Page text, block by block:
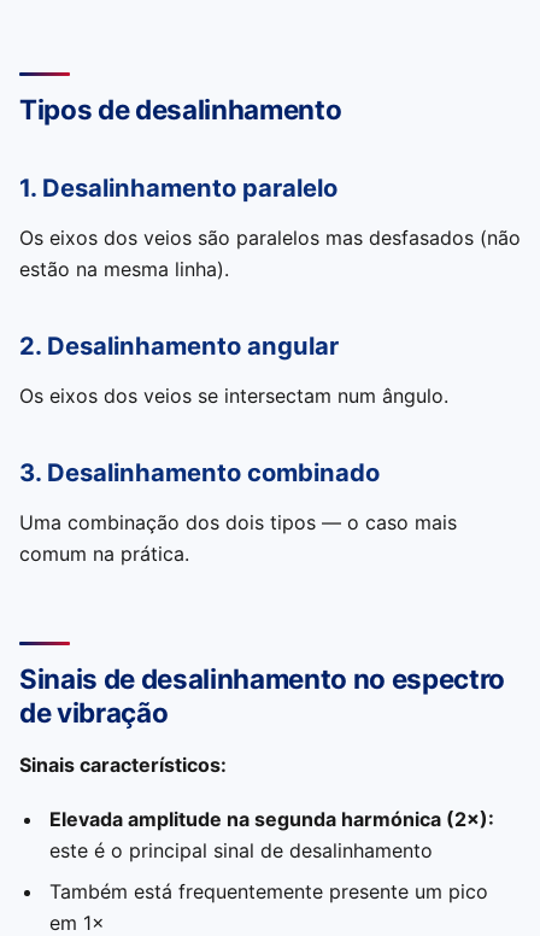
Tipos de desalinhamento
1. Desalinhamento paralelo
Os eixos dos veios são paralelos mas desfasados (não
estão na mesma linha).
2. Desalinhamento angular
Os eixos dos veios se intersectam num ângulo.
3. Desalinhamento combinado
Uma combinação dos dois tipos — o caso mais
comum na prática.
Sinais de desalinhamento no espectro
de vibração
Sinais característicos:
Elevada amplitude na segunda harmónica (2×):
este é o principal sinal de desalinhamento
Também está frequentemente presente um pico
em 1×